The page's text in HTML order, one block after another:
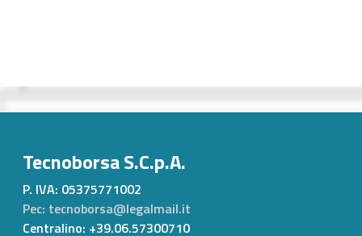
Tecnoborsa S.C.p.A.
P. IVA: 05375771002
Pec: tecnoborsa@legalmail.it
Centralino: +39.06.57300710